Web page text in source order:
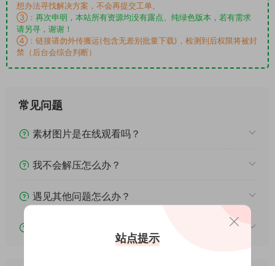
想办法寻找解决方案，不会再提交工单。
③： 再次申明，本站所有资源均没有露点、纯绿色版本，若有需求
请另寻，谢谢！
④：链接请勿外传搬运(包含无差别批量下载)，检测到后权限将被封
禁（后台会综合判断）
常见问题
素材图片是在线观看吗？
我不会解压怎么办？
遇见其他问题怎么办？
站点提示